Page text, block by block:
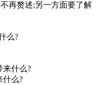
再赘述;另一方面要了解
么?
什么?
么?